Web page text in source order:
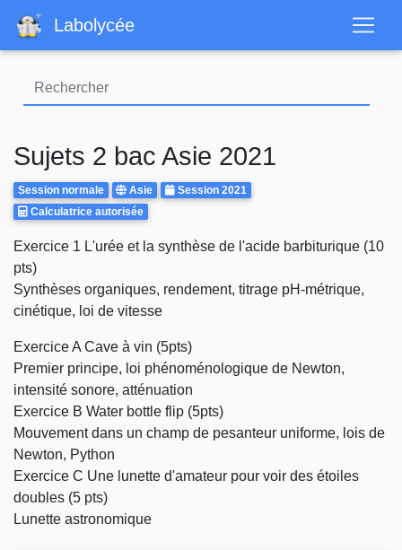
contenu
Labolycée
Sujets 2 bac Asie 2021
Rattrapages
Session normale
Centre
d'examen
Asie Annee
Session 2021
Calculatrice
Calculatrice autorisée
Body
Exercice 1 L'urée et la synthèse de l'acide barbiturique (10
pts)
Synthèses organiques, rendement, titrage pH-métrique,
cinétique, loi de vitesse
Exercice A Cave à vin (5pts)
Premier principe, loi phénoménologique de Newton,
intensité sonore, atténuation
Exercice B Water bottle flip (5pts)
Mouvement dans un champ de pesanteur uniforme, lois de
Newton, Python
Exercice C Une lunette d'amateur pour voir des étoiles
doubles (5 pts)
Lunette astronomique